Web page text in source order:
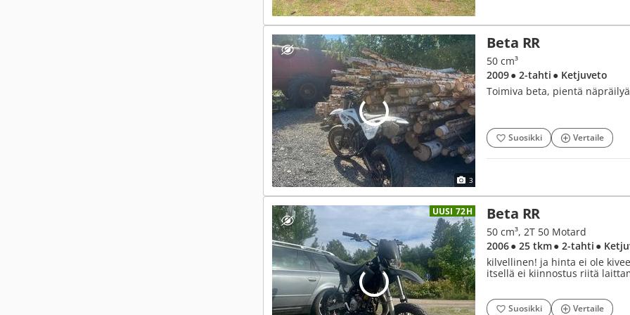
3
Beta RR
50 cm³
2009● 2-tahti ● Ketjuveto
Toimiva beta, pientä
Suosikki Vertaile
UUSI 72H Beta RR
50 cm³, 2T 50 Motard
2006● 25 tkm● 2-tahti ●
kilvellinen! ja hinta ei ole
itsellä ei kiinnostus riitä
Suosikki Vertaile